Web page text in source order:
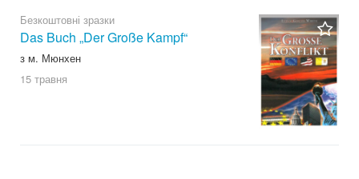
Безкоштовні зразки
Das Buch „Der Große Kampf“
з м. Мюнхен
15 травня